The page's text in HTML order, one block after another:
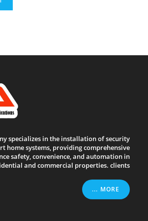
specializes in the installation of security
home systems, providing comprehensive
safety, convenience, and automation in
and commercial properties. clients.
MORE ...